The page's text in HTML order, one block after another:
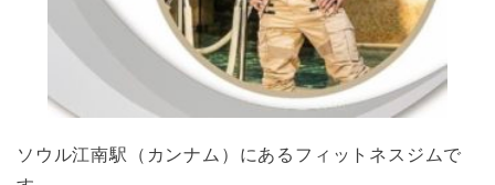
ソウル江南駅（カンナム）にあるフィットネスジムで